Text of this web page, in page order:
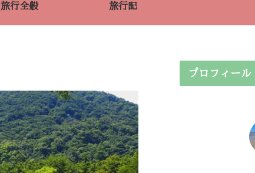
旅行全般 旅行記
プロフィール